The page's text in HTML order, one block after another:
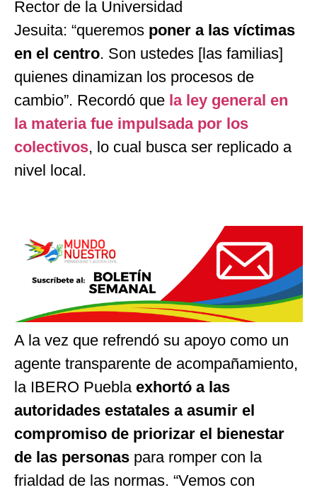
Rector de la Universidad
Jesuita: “queremos poner a las víctimas
en el centro. Son ustedes [las familias]
quienes dinamizan los procesos de
cambio”. Recordó que la ley general en
la materia fue impulsada por los
colectivos, lo cual busca ser replicado a
nivel local.
A la vez que refrendó su apoyo como un
agente transparente de acompañamiento,
la IBERO Puebla exhortó a las
autoridades estatales a asumir el
compromiso de priorizar el bienestar
de las personas para romper con la
frialdad de las normas. “Vemos con